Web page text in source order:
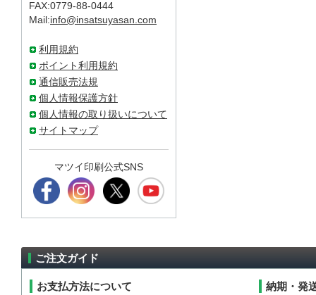
FAX:0779-88-0444
Mail:info@insatsuyasan.com
利用規約
ポイント利用規約
通信販売法規
個人情報保護方針
個人情報の取り扱いについて
サイトマップ
マツイ印刷公式SNS
ご注文ガイド
お支払方法について 納期・発